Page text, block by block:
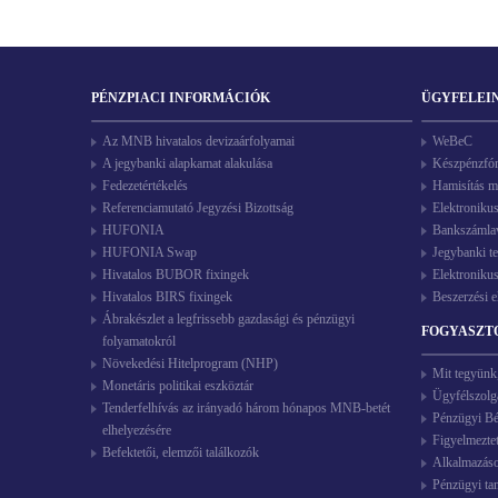
PÉNZPIACI INFORMÁCIÓK
Az MNB hivatalos devizaárfolyamai
A jegybanki alapkamat alakulása
Fedezetértékelés
Referenciamutató Jegyzési Bizottság
HUFONIA
HUFONIA Swap
Hivatalos BUBOR fixingek
Hivatalos BIRS fixingek
Ábrakészlet a legfrissebb gazdasági és pénzügyi
folyamatokról
Növekedési Hitelprogram (NHP)
Monetáris politikai eszköztár
Tenderfelhívás az irányadó három hónapos MNB-betét
elhelyezésére
Befektetői, elemzői találkozók
WeBeC
Hamisítás
Jegybanki
Beszerzési
Mit
Pénzügyi
Pénzügyi